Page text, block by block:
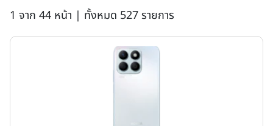
1 จาก 44 หน้า | ทั้งหมด 527 รายการ